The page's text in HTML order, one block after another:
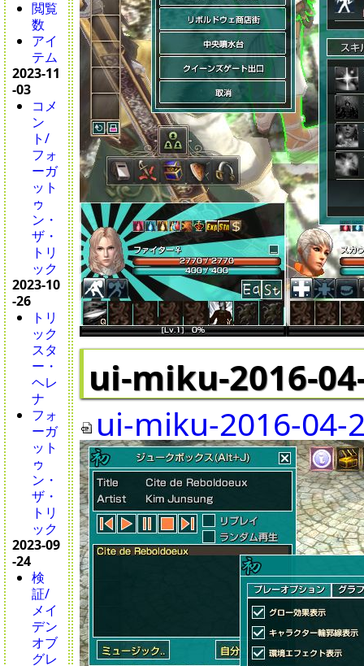
閲覧
数
アイ
テム
2023-11
-03
コメ
ン
ト/
フォ
ーガ
ット
ゥ
ン・
ザ・
トリ
ック
2023-10
-26
トリ
ック
スタ
ー・
ヘレ
ナ
フォ
ーガ
ット
ゥ
ン・
ザ・
トリ
ック
2023-09
-24
検
証/
メイ
デン
オブ
グレ
ui-miku-2016-
ui-miku-2016-04-